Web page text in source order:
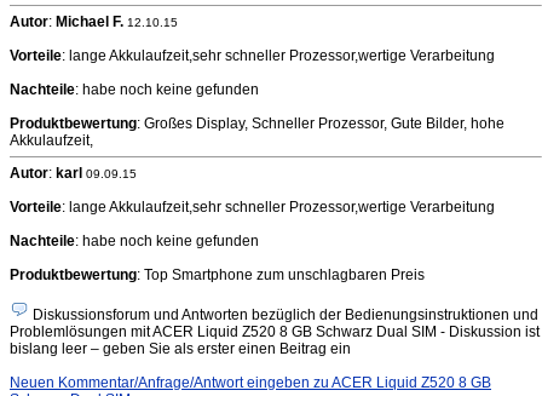
Autor: Michael F. 12.10.15
Vorteile: lange Akkulaufzeit,sehr schneller Prozessor,wertige Verarbeitung
Nachteile: habe noch keine gefunden
Produktbewertung: Großes Display, Schneller Prozessor, Gute Bilder, hohe
Akkulaufzeit,
Autor: karl 09.09.15
Vorteile: lange Akkulaufzeit,sehr schneller Prozessor,wertige Verarbeitung
Nachteile: habe noch keine gefunden
Produktbewertung: Top Smartphone zum unschlagbaren Preis
Diskussionsforum und Antworten bezüglich der Bedienungsinstruktionen und
Problemlösungen mit ACER Liquid Z520 8 GB Schwarz Dual SIM - Diskussion ist
bislang leer – geben Sie als erster einen Beitrag ein
Neuen Kommentar/Anfrage/Antwort eingeben zu ACER Liquid Z520 8 GB